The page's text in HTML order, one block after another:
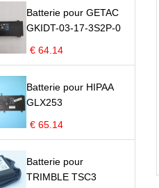
Batterie pour GETAC
GKIDT-03-17-3S2P-0
€ 64.14
Batterie pour HIPAA
GLX253
€ 65.14
Batterie pour
TRIMBLE TSC3